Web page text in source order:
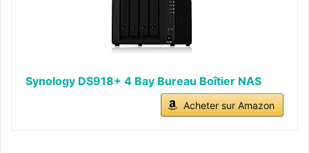
Synology DS918+ 4 Bay Bureau Boîtier NAS
Acheter sur Amazon